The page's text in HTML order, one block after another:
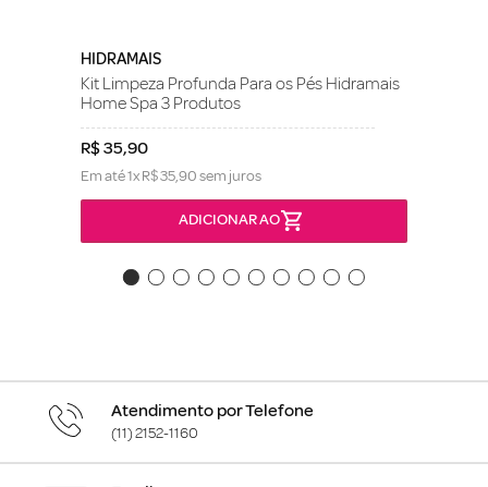
HIDRAMAIS
Kit Limpeza Profunda Para os Pés Hidramais
Home Spa 3 Produtos
R$35,90
Em até1xR$35,90sem juros
ADICIONAR AO
Atendimento por Telefone
(11) 2152-1160